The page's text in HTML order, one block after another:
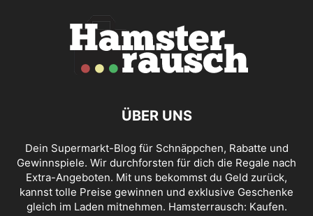
ÜBER UNS
Dein Supermarkt-Blog für Schnäppchen, Rabatte und
Gewinnspiele. Wir durchforsten für dich die Regale nach
Extra-Angeboten. Mit uns bekommst du Geld zurück,
kannst tolle Preise gewinnen und exklusive Geschenke
gleich im Laden mitnehmen. Hamsterrausch: Kaufen.